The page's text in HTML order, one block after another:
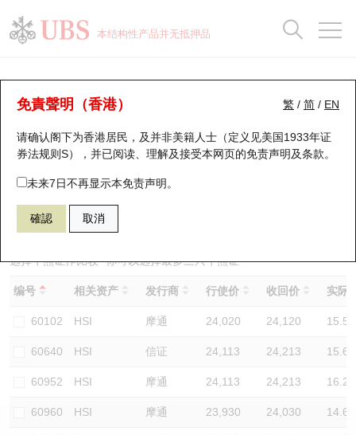
本结构性产品并无抵押品
繁 / 简 / EN
免責聲明（香港）
请确认阁下为香港居民，及并非美籍人士（定义见美国1933年证
券法规则S），并已阅读、理解及接受本网页的免责声明及条款。
未来7日不再显示本免责声明。
確認 取消
牛熊证分析仪
表现 街货统计 比较
67438 瑞银牛证 HSI 恒生指数
选择牛熊证作比较 *你可以选择最多三只牛熊证
编号 相关资产 发行商 行使价 收回价 实际
60102 HSI 摩通 24,020 24,120 15.5
60640 HSI 信证 24,113 24,213 15.6
60952 HSI 摩通 24,113 24,213 16.2
60960 HSI 摩通 23,930 24,030 14.6
瑞银认股证一览
新发行瑞银认股证
即将到期认股证
认股证到期结算价查找
认股证分析仪
认股证速算机
认股证/牛熊证日志
认股证文件及公告
街货统计
比较
牛熊全景快搜
牛熊证搜寻
牛熊证街货分布图
正股牛熊证列表
新发行瑞银牛熊证
已收回牛熊证剩余价值
牛熊证到期结算价查找
牛熊证分析仪
街货统计
比较
十大升幅/跌幅
十大认股证成交分布
十天股证占大市成交
资金流
街货统计
三十大平均引伸波幅
正股分析仪
二十大活跃股份
恒指成份股
国指成份股
科指成份股
相关资产沽空
中资ETFs溢价比较
AH 股价对照
持股比重
显示所有持股比重
每月轮证大市专题
轮证专栏
讲座及教育短片
认股证投资者教育
牛熊证投资者教育
认股证牛熊证常问问题